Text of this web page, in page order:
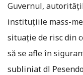
Guvernul,
instituțiile mass-
situație de risc din
să se afle în
subliniat dl